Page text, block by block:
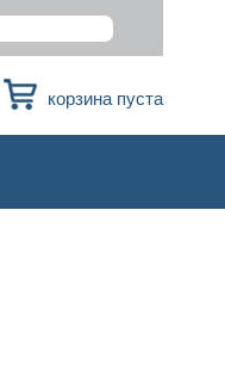
корзина пуста